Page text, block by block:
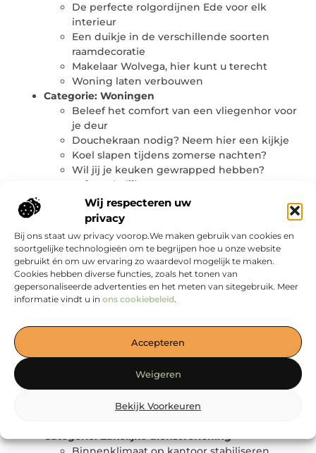
Wij respecteren uw
privacy
Bij ons staat uw privacy voorop.We maken gebruik van cookies en
soortgelijke technologieën om te begrijpen hoe u onze website
gebruikt én om uw ervaring zo waardevol mogelijk te maken.
Cookies hebben diverse functies, zoals het tonen van
gepersonaliseerde advertenties en het meten van sitegebruik. Meer
informatie vindt u in ons cookiebeleid.
Accepteren
Weigeren
Bekijk Voorkeuren
De perfecte rolgordijnen Ede voor elk
interieur
Een duikje in de verschillende soorten
raamdecoratie
Makelaar Wolvega, hier kunt u terecht
Woning laten verbouwen
Categorie: Woningen
Beleef het comfort van een vliegenhor voor
je deur
Douchekraan nodig? Neem hier een kijkje
Koel slapen tijdens zomerse nachten?
Wil jij je keuken gewrapped hebben?
Categorie:
Zakelijk
De Riem Zonder Gaatjes: Innovatie in Mode
en Functionaliteit
kracht van letterstickers
Huurtent Nederland: de ideale oplossing
voor jouw evenement
Introductie in businesscoaching
Maak gebruik van de juiste
Slim werken in een stad die altijd beweegt
Waar vind je een online marketing bureau
uit Haarlem?
Waarom een sleutelhouder zorgt voor meer
gemak en overzicht
Categorie: Zakelijke dienstverlening